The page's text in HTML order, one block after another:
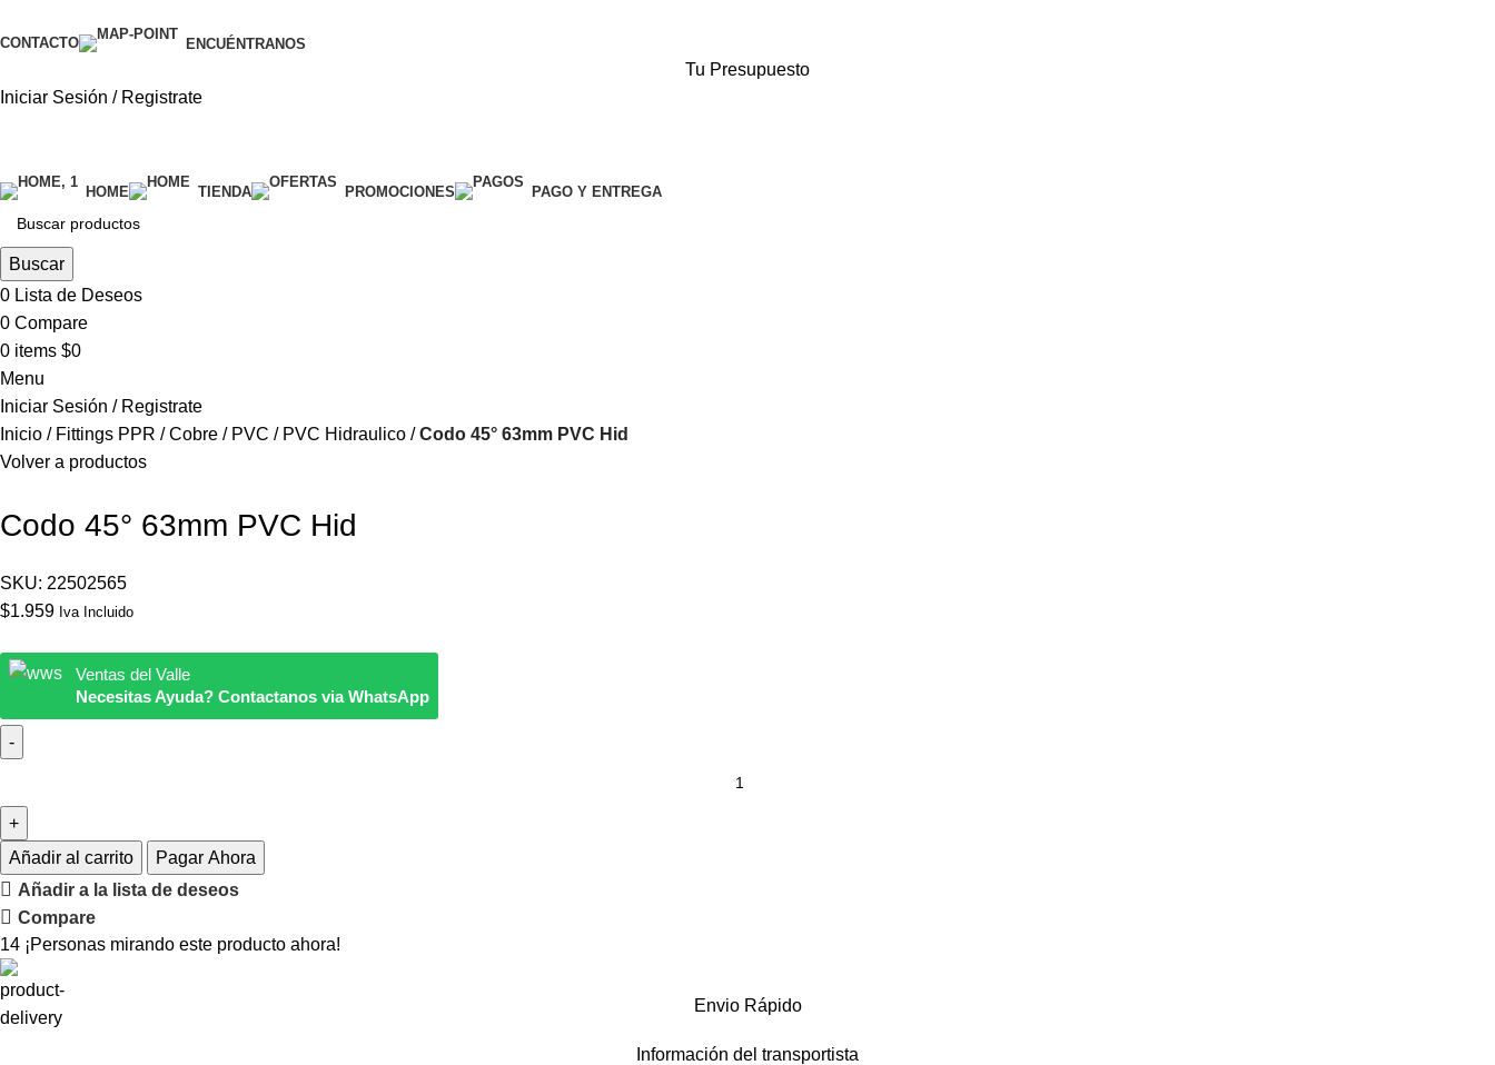
CONTACTO ENCUÉNTRANOS
Tu Presupuesto
Iniciar Sesión / Registrate
HOME TIENDA PROMOCIONES PAGO Y ENTREGA
Buscar
0 Lista de Deseos
0 Compare
0 items $0
Menu
Iniciar Sesión / Registrate
Inicio
Fittings PPR / Cobre / PVC PVC Hidraulico
Codo 45° 63mm PVC Hid
Volver a productos
Codo 45° 63mm PVC Hid
SKU: 22502565
$1.959 Iva Incluido
Ventas del Valle
Necesitas Ayuda? Contactanos via WhatsApp
Añadir al carrito
Pagar Ahora
Añadir a la lista de deseos
Compare
14 ¡Personas mirando este producto ahora!
Envio Rápido
Información del transportista